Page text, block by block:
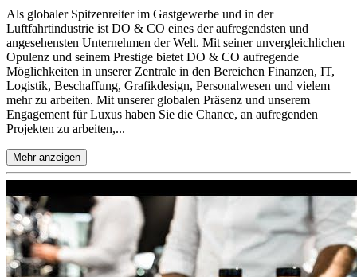
Als globaler Spitzenreiter im Gastgewerbe und in der
Luftfahrtindustrie ist DO & CO eines der aufregendsten und
angesehensten Unternehmen der Welt. Mit seiner unvergleichlichen
Opulenz und seinem Prestige bietet DO & CO aufregende
Möglichkeiten in unserer Zentrale in den Bereichen Finanzen, IT,
Logistik, Beschaffung, Grafikdesign, Personalwesen und vielem
mehr zu arbeiten. Mit unserer globalen Präsenz und unserem
Engagement für Luxus haben Sie die Chance, an aufregenden
Projekten zu arbeiten,...
Mehr anzeigen